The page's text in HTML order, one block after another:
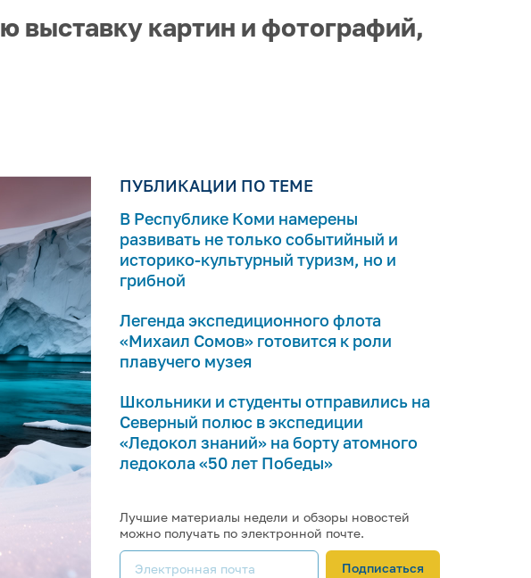
выставку картин и фотографий,
ПУБЛИКАЦИИ ПО ТЕМЕ
В Республике Коми намерены
развивать не только событийный и
историко-культурный туризм, но и
грибной
Легенда экспедиционного флота
«Михаил Сомов» готовится к роли
плавучего музея
Школьники и студенты отправились на
Северный полюс в экспедиции
«Ледокол знаний» на борту атомного
ледокола «50 лет Победы»
Лучшие материалы недели и обзоры новостей
можно получать по электронной почте.
Подписаться